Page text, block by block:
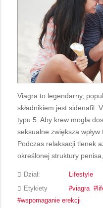
Viagra to legendarny,
składnikiem jest sidenafil.
typu 5. Aby krew mogła
seksualne zwiększa
Podczas relaksacji tlenek
określonej struktury
Dział:
Lifestyle
Etykiety
viagra
wspomaganie erekcji